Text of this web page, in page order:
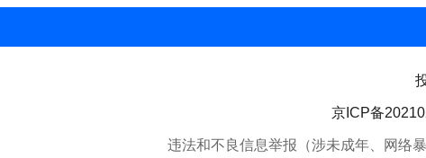
京ICP备
违法和不良信息举报（涉未成年、网络